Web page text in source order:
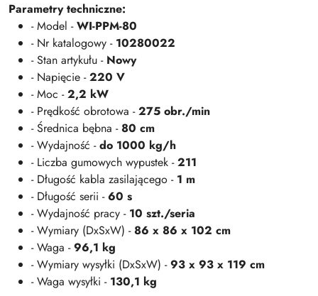
Parametry techniczne:
- Model -WI-PPM-80
- Nr katalogowy - 10280022
- Stan artykułu - Nowy
- Napięcie -220 V
- Moc -2,2 kW
- Prędkość obrotowa -275 obr./min
- Średnica bębna -80 cm
- Wydajność -do 1000 kg/h
- Liczba gumowych wypustek -211
- Długość kabla zasilającego - 1 m
- Długość serii -60 s
- Wydajność pracy - 10 szt./seria
- Wymiary (DxSxW) -86 x 86 x 102 cm
- Waga -96,1 kg
- Wymiary wysyłki (DxSxW) -93 x 93 x 119 cm
- Waga wysyłki - 130,1 kg